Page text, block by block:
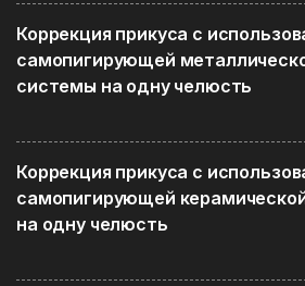
Коррекция прикуса с
самопигирующей
системы на одну челюсть
Коррекция прикуса с
самопигирующей
на одну челюсть